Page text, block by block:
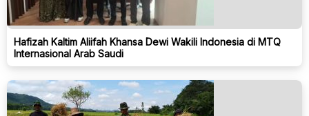
Hafizah Kaltim Aliifah Khansa Dewi Wakili Indonesia di MTQ
Internasional Arab Saudi